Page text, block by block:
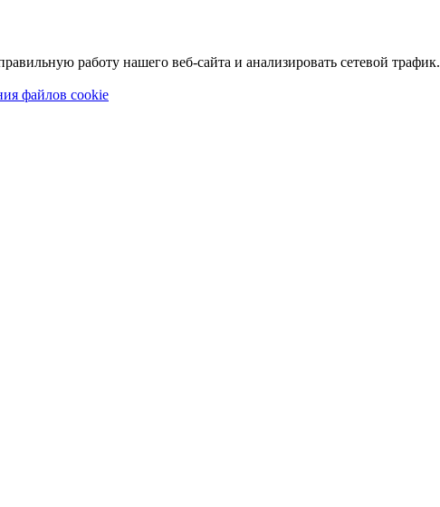
работу нашего веб-сайта и анализировать сетевой трафик.
файлов cookie